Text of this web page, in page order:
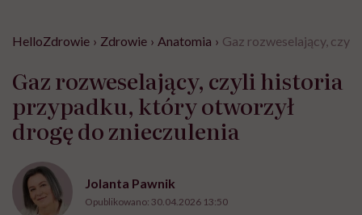
HelloZdrowie › Zdrowie › Anatomia › Gaz rozweselający,
Gaz rozweselający, czyli historia
przypadku, który otworzył
drogę do znieczulenia
Jolanta Pawnik
Opublikowano: 30.04.2026 13:50